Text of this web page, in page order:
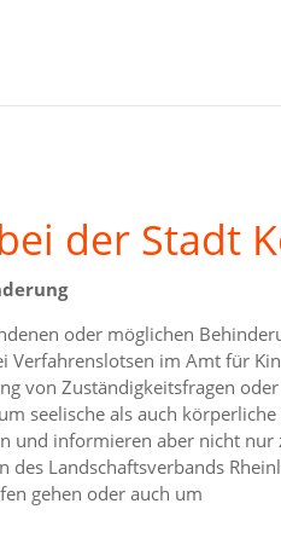
der Stadt
oder möglichen
Verfahrenslotsen im Amt für
von Zuständigkeitsfragen
seelische als auch
und informieren aber nicht nur
des Landschaftsverbands
gehen oder auch um